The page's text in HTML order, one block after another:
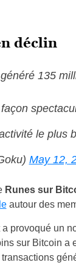
déclin
135
le plus
May 12,
Runes sur
autour des
provoqué un
sur Bitcoin